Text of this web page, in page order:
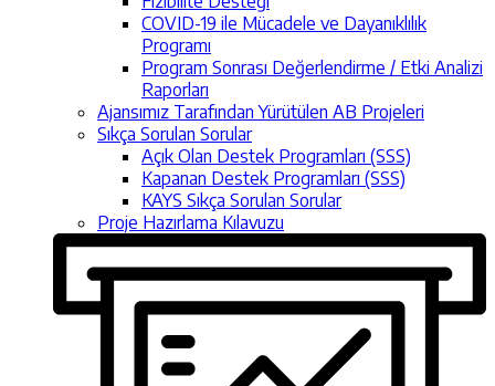
COVID-19 ile Mücadele ve Dayanıklılık
Programı
Program Sonrası Değerlendirme / Etki Analizi
Raporları
Ajansımız Tarafından Yürütülen AB Projeleri
Sıkça Sorulan Sorular
Açık Olan Destek Programları (SSS)
Kapanan Destek Programları (SSS)
KAYS Sıkça Sorulan Sorular
Proje Hazırlama Kılavuzu